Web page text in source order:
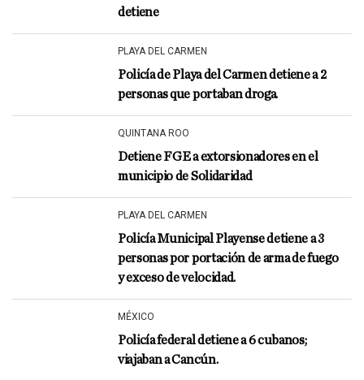
detiene
PLAYA DEL CARMEN
Policía de Playa del Carmen detiene a 2
personas que portaban droga.
QUINTANA ROO
Detiene FGE a extorsionadores en el
municipio de Solidaridad
PLAYA DEL CARMEN
Policía Municipal Playense detiene a 3
personas por portación de arma de fuego
y exceso de velocidad.
MÉXICO
Policía federal detiene a 6 cubanos;
viajaban a Cancún.